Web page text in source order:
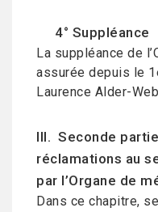
4° Suppléance
La suppléance de
assurée depuis le
Laurence Alder-
III. Seconde
réclamations au
par l’Organe de
Dans ce chapitre,